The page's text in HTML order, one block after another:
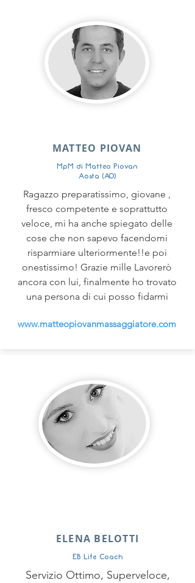
MATTEO PIOVAN
MpM di Matteo Piovan
Aosta (AO)
Ragazzo preparatissimo, giovane ,
fresco competente e soprattutto
veloce, mi ha anche spiegato delle
cose che non sapevo facendomi
risparmiare ulteriormente!!e poi
onestissimo! Grazie mille Lavorerò
ancora con lui, finalmente ho trovato
una persona di cui posso fidarmi
www.matteopiovanmassaggiatore.com
ELENA BELOTTI
EB Life Coach
Servizio Ottimo, Superveloce,